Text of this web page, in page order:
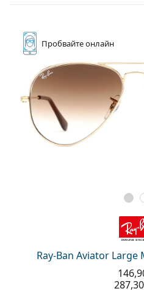
Пробвайтеонлайн
Ray-Ban Aviator Large